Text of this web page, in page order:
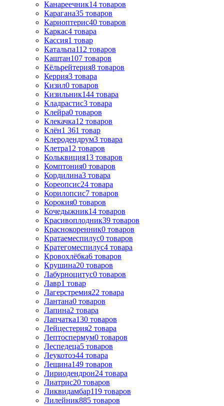
Канареечник14 товаров
Карагана35 товаров
Кариоптерис40 товаров
Каркас4 товара
Кассия1 товар
Катальпа112 товаров
Каштан107 товаров
Кёльрейтерия8 товаров
Керрия3 товара
Кизил0 товаров
Кизильник144 товара
Кладрастис3 товара
Клейра0 товаров
Клекачка12 товаров
Клён1 361 товар
Клеродендрум3 товара
Клетра12 товаров
Кольквиция13 товаров
Комптония0 товаров
Кордилина3 товара
Кореопсис24 товара
Корилопсис7 товаров
Корокия0 товаров
Кочедыжник14 товаров
Красивоплодник39 товаров
Краснокоренник0 товаров
Кратаемеспилус0 товаров
Кратегомеспилус4 товара
Кровохлёбка6 товаров
Крушина20 товаров
Лабурноцитус0 товаров
Лавр1 товар
Лагерстремия22 товара
Лантана0 товаров
Лапина2 товара
Лапчатка130 товаров
Лейцестерия2 товара
Лептоспермум0 товаров
Леспедеца5 товаров
Леукотоэ44 товара
Лещина149 товаров
Лиpиодендpон24 товара
Лиатрис20 товаров
Ликвидамбар119 товаров
Лилейник885 товаров